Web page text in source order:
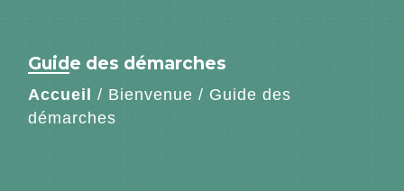
Guide des démarches
Accueil / Bienvenue / Guide des
démarches